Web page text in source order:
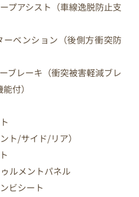
プアシスト（車線逸脱防止支
ベンション（後側方衝突防
ブレーキ（衝突被害軽減ブレ
付）
ト/サイド/リア）
ルメントパネル
ビシート